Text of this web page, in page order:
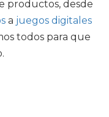
productos, desde
a juegos digitales
todos para que